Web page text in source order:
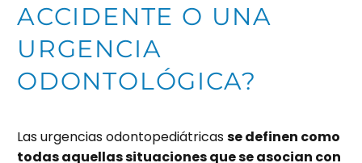
ACCIDENTE O UNA
URGENCIA
ODONTOLÓGICA?
Las urgencias odontopediátricasse definen como
todas aquellas situaciones que se asocian con